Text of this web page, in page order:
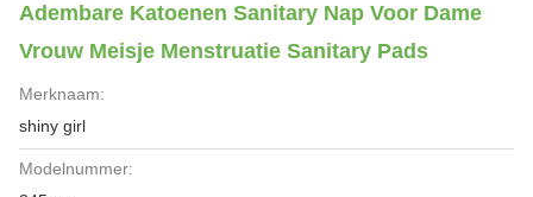
Adembare Katoenen Sanitary Nap Voor Dame
Vrouw Meisje Menstruatie Sanitary Pads
Merknaam:
shiny girl
Modelnummer: